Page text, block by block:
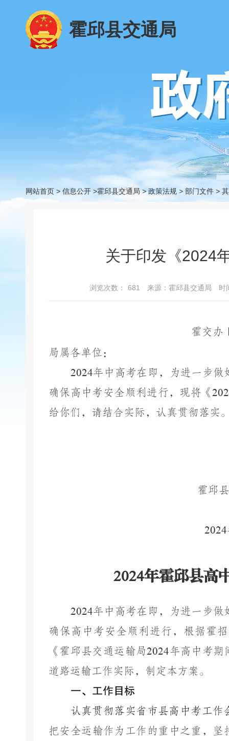
霍邱县交通局
网站首页 > 信息公开 >霍邱县交通局> 政策法规 > 部门文件 >
关于印发《2024
浏览次数： 681 来源：霍邱县交通局 时
霍交办
局属各单位：
2024年中高考在即，为进一步
确保高中考安全顺利进行，现将《
给你们，请结合实际，认真贯彻落实
霍邱
2024
2024年霍邱县高
2024年中高考在即，为进一步
确保高中考安全顺利进行， 根据霍
《霍邱县交通运输局2024年高中考期
道路运输工作实际，制定本方案。
一、 工作目标
认真贯彻落实省市县高中考工作
把安全运输作为工作的重中之重，
坚